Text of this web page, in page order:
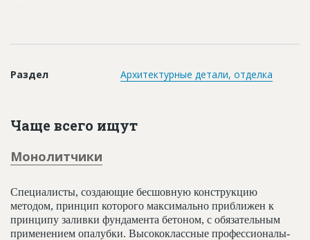
Раздел Архитектурные детали, отделка
Чаще всего ищут
Монолитчики
Специалисты, создающие бесшовную конструкцию
методом, принцип которого максимально приближен к
принципу заливки фундамента бетоном, с обязательным
применением опалубки. Высококлассные профессионалы-